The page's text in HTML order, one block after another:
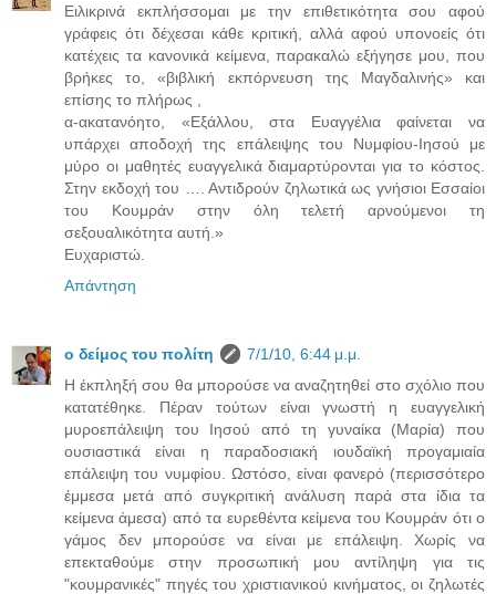
Eιλικρινά εκπλήσσομαι με την επιθετικότητα σου αφού
γράφεις ότι δέχεσαι κάθε κριτική, αλλά αφού υπονοείς ότι
κατέχεις τα κανονικά κείμενα, παρακαλώ εξήγησε μου, που
βρήκες το, «βιβλική εκπόρνευση της Μαγδαλινής» και
επίσης το πλήρως ,
α-ακατανόητο, «Εξάλλου, στα Ευαγγέλια φαίνεται να
υπάρχει αποδοχή της επάλειψης του Νυμφίου-Ιησού με
μύρο οι μαθητές ευαγγελικά διαμαρτύρονται για το κόστος.
Στην εκδοχή του …. Αντιδρούν ζηλωτικά ως γνήσιοι Εσσαίοι
του Κουμράν στην όλη τελετή αρνούμενοι τη
σεξουαλικότητα αυτή.»
Ευχαριστώ.
Απάντηση
ο δείμος του πολίτη
7/1/10, 6:44 μ.μ.
Η έκπληξή σου θα μπορούσε να αναζητηθεί στο σχόλιο που
κατατέθηκε. Πέραν τούτων είναι γνωστή η ευαγγελική
μυροεπάλειψη του Ιησού από τη γυναίκα (Μαρία) που
ουσιαστικά είναι η παραδοσιακή ιουδαϊκή προγαμιαία
επάλειψη του νυμφίου. Ωστόσο, είναι φανερό (περισσότερο
έμμεσα μετά από συγκριτική ανάλυση παρά στα ίδια τα
κείμενα άμεσα) από τα ευρεθέντα κείμενα του Κουμράν ότι ο
γάμος δεν μπορούσε να είναι με επάλειψη. Χωρίς να
επεκταθούμε στην προσωπική μου αντίληψη για τις
"κουμρανικές" πηγές του χριστιανικού κινήματος, οι ζηλωτές